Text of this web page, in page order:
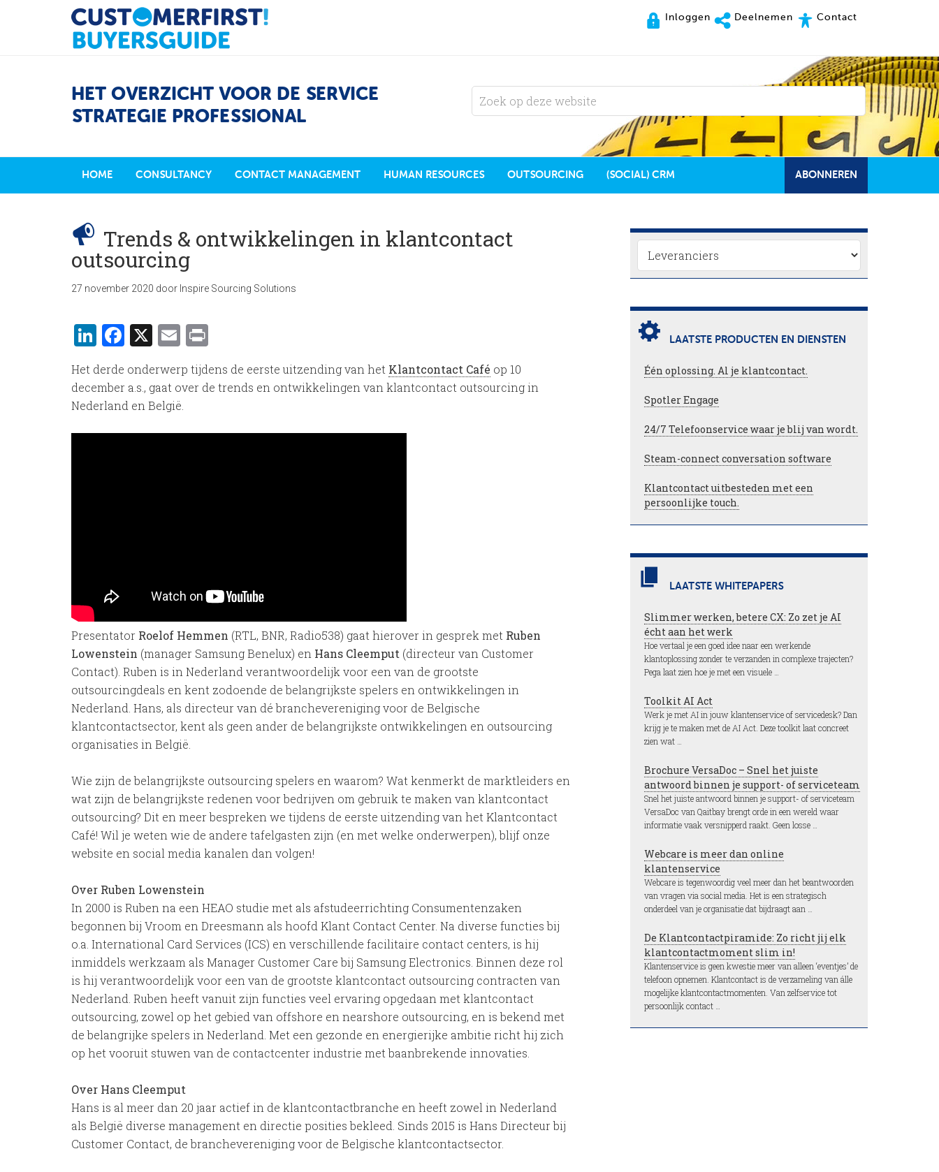
Inloggen Deelnemen Contact
HET OVERZICHT VOOR DE SERVICE
STRATEGIE PROFESSIONAL
HOME CONSULTANCY CONTACT MANAGEMENT HUMAN RESOURCES OUTSOURCING (SOCIAL) CRM ABONNEREN
Trends & ontwikkelingen in klantcontact
outsourcing
27 november 2020 door Inspire Sourcing Solutions
LinkedIn
Facebook
X Email
Het derde onderwerp tijdens de eerste uitzending van het Klantcontact Café op 10
december a.s., gaat over de trends en ontwikkelingen van klantcontact outsourcing in
Nederland en België.
Presentator Roelof Hemmen (RTL, BNR, Radio538) gaat hierover in gesprek met Ruben
Lowenstein (manager Samsung Benelux) en Hans Cleemput (directeur van Customer
Contact). Ruben is in Nederland verantwoordelijk voor een van de grootste
outsourcingdeals en kent zodoende de belangrijkste spelers en ontwikkelingen in
Nederland. Hans, als directeur van dé branchevereniging voor de Belgische
klantcontactsector, kent als geen ander de belangrijkste ontwikkelingen en outsourcing
organisaties in België.
Wie zijn de belangrijkste outsourcing spelers en waarom? Wat kenmerkt de marktleiders en
wat zijn de belangrijkste redenen voor bedrijven om gebruik te maken van klantcontact
outsourcing? Dit en meer bespreken we tijdens de eerste uitzending van het Klantcontact
Café! Wil je weten wie de andere tafelgasten zijn (en met welke onderwerpen), blijf onze
website en social media kanalen dan volgen!
Over Ruben Lowenstein
In 2000 is Ruben na een HEAO studie met als afstudeerrichting Consumentenzaken
begonnen bij Vroom en Dreesmann als hoofd Klant Contact Center. Na diverse functies bij
o.a. International Card Services (ICS) en verschillende facilitaire contact centers, is hij
inmiddels werkzaam als Manager Customer Care bij Samsung Electronics. Binnen deze rol
is hij verantwoordelijk voor een van de grootste klantcontact outsourcing contracten van
Nederland. Ruben heeft vanuit zijn functies veel ervaring opgedaan met klantcontact
outsourcing, zowel op het gebied van offshore en nearshore outsourcing, en is bekend met
de belangrijke spelers in Nederland. Met een gezonde en energierijke ambitie richt hij zich
op het vooruit stuwen van de contactcenter industrie met baanbrekende innovaties.
Over Hans Cleemput
Hans is al meer dan 20 jaar actief in de klantcontactbranche en heeft zowel in Nederland
als België diverse management en directie posities bekleed. Sinds 2015 is Hans Directeur bij
Customer Contact, de branchevereniging voor de Belgische klantcontactsector.
LAATSTE PRODUCTEN EN DIENSTEN
Één oplossing. Al je klantcontact.
Spotler Engage
24/7 Telefoonservice waar je blij van wordt.
Steam-connect conversation software
Klantcontact uitbesteden met een
persoonlijke touch.
LAATSTE WHITEPAPERS
Slimmer werken, betere CX: Zo zet je AI
écht aan het werk
Hoe vertaal je een goed idee naar een werkende
klantoplossing zonder te verzanden in complexe trajecten?
Pega laat zien hoe je met een visuele …
Toolkit AI Act
Werk je met AI in jouw klantenservice of servicedesk? Dan
krijg je te maken met de AI Act. Deze toolkit laat concreet
zien wat …
Brochure VersaDoc – Snel het juiste
antwoord binnen je support- of serviceteam
Snel het juiste antwoord binnen je support- of serviceteam
VersaDoc van Qaitbay brengt orde in een wereld waar
informatie vaak versnipperd raakt. Geen losse …
Webcare is meer dan online
klantenservice
Webcare is tegenwoordig veel meer dan het beantwoorden
van vragen via social media. Het is een strategisch
onderdeel van je organisatie dat bijdraagt aan …
De Klantcontactpiramide: Zo richt jij elk
klantcontactmoment slim in!
Klantenservice is geen kwestie meer van alleen ‘eventjes’ de
telefoon opnemen. Klantcontact is de verzameling van álle
mogelijke klantcontactmomenten. Van zelfservice tot
persoonlijk contact …